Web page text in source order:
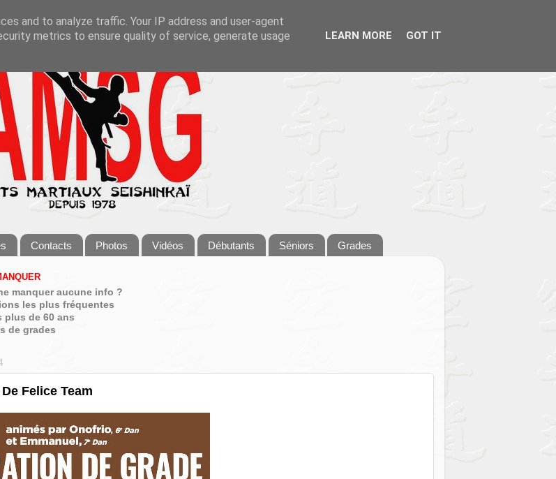
Contacts Photos Vidéos Débutants Séniors Grades
manquer aucune info ?
les plus fréquentes
plus de 60 ans
de grades
Felice Team
and to analyze traffic. Your IP address and user-agent
metrics to ensure quality of service, generate usage
LEARN MORE GOT IT